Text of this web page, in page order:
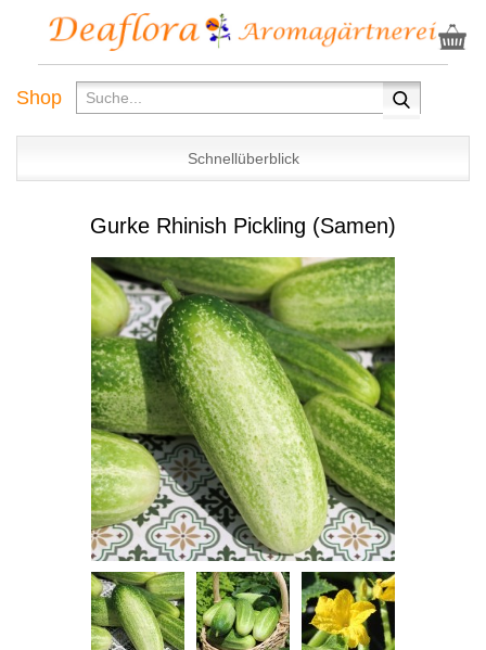
Shop
Schnellüberblick
Gurke Rhinish Pickling (Samen)